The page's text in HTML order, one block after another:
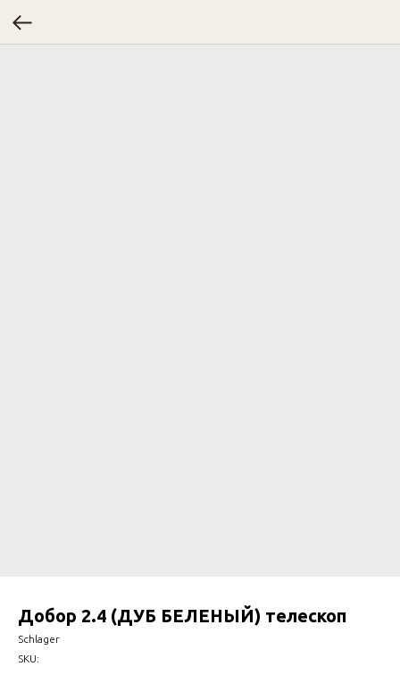
Добор 2.4 (ДУБ БЕЛЕНЫЙ) телескоп
Schlager
SKU: